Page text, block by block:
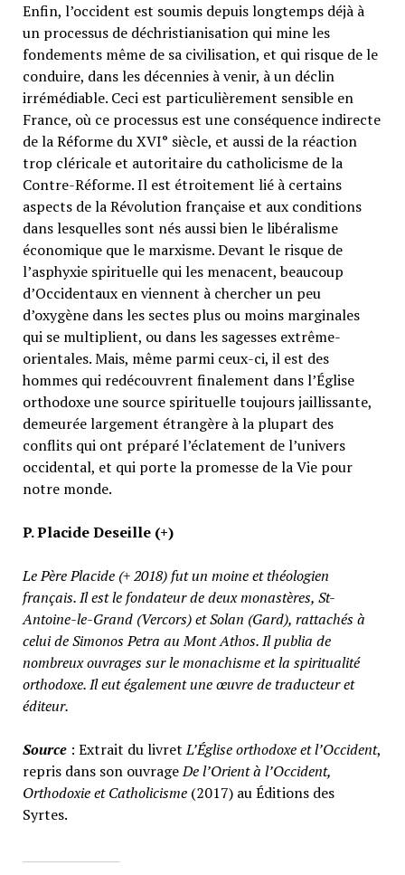
Enfin, l’occident est soumis depuis longtemps déjà à
un processus de déchristianisation qui mine les
fondements même de sa civilisation, et qui risque de le
conduire, dans les décennies à venir, à un déclin
irrémédiable. Ceci est particulièrement sensible en
France, où ce processus est une conséquence indirecte
de la Réforme du XVI° siècle, et aussi de la réaction
trop cléricale et autoritaire du catholicisme de la
Contre-Réforme. Il est étroitement lié à certains
aspects de la Révolution française et aux conditions
dans lesquelles sont nés aussi bien le libéralisme
économique que le marxisme. Devant le risque de
l’asphyxie spirituelle qui les menacent, beaucoup
d’Occidentaux en viennent à chercher un peu
d’oxygène dans les sectes plus ou moins marginales
qui se multiplient, ou dans les sagesses extrême-
orientales. Mais, même parmi ceux-ci, il est des
hommes qui redécouvrent finalement dans l’Église
orthodoxe une source spirituelle toujours jaillissante,
demeurée largement étrangère à la plupart des
conflits qui ont préparé l’éclatement de l’univers
occidental, et qui porte la promesse de la Vie pour
notre monde.
P. Placide Deseille (+)
Le Père Placide (+ 2018) fut un moine et théologien
français. Il est le fondateur de deux monastères, St-
Antoine-le-Grand (Vercors) et Solan (Gard), rattachés à
celui de Simonos Petra au Mont Athos. Il publia de
nombreux ouvrages sur le monachisme et la spiritualité
orthodoxe. Il eut également une œuvre de traducteur et
éditeur.
Source : Extrait du livretL’Église orthodoxe et l’Occident,
repris dans son ouvrageDe l’Orient à l’Occident,
Orthodoxie et Catholicisme(2017) au Éditions des
Syrtes.